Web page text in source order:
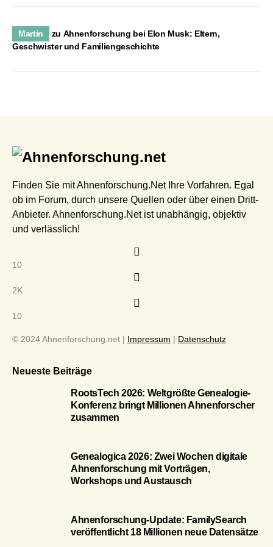
Martin zu Ahnenforschung bei Elon Musk: Eltern,
Geschwister und Familiengeschichte
Finden Sie mit Ahnenforschung.Net Ihre Vorfahren. Egal
ob im Forum, durch unsere Quellen oder über einen Dritt-
Anbieter. Ahnenforschung.Net ist unabhängig, objektiv
und verlässlich!
10
2K
10
© 2024 Ahnenforschung.net | Impressum | Datenschutz
Neueste Beiträge
RootsTech 2026: Weltgrößte Genealogie-
Konferenz bringt Millionen Ahnenforscher
zusammen
Genealogica 2026: Zwei Wochen digitale
Ahnenforschung mit Vorträgen,
Workshops und Austausch
Ahnenforschung-Update: FamilySearch
veröffentlicht 18 Millionen neue Datensätze